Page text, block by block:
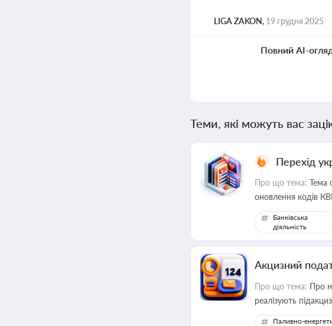
LIGA ZAKON, 19 грудня 2025
Повний AI-
Теми, які можуть вас
Перехід
Про що тема: Тема
оновлення кодів
Банківська
діяльність
Акцизний
Про що тема: Про
реалізують
Паливно-